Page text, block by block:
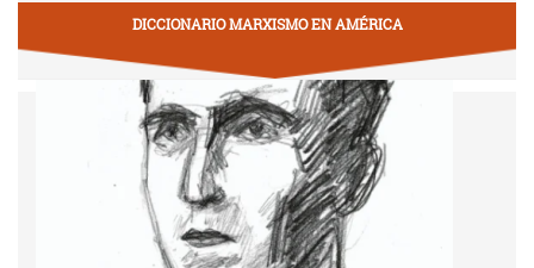
DICCIONARIO MARXISMO EN AMÉRICA